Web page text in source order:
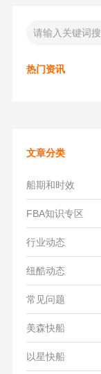
热门资讯
文章分类
船期和时效
FBA知识专区
行业动态
纽酷动态
常见问题
美森快船
以星快船